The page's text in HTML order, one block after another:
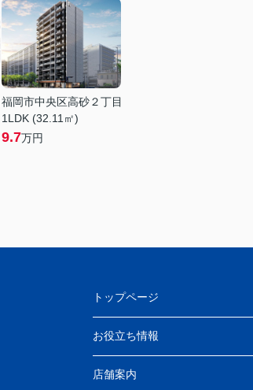
福岡市中央区高砂２丁目
1LDK (32.11㎡)
9.7万円
トップページ
お役立ち情報
店舗案内